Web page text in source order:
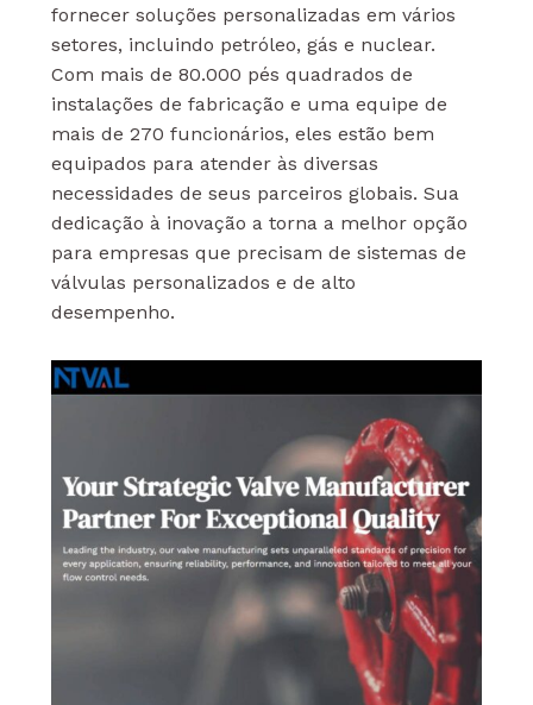
fornecer soluções personalizadas em vários
setores, incluindo petróleo, gás e nuclear.
Com mais de 80.000 pés quadrados de
instalações de fabricação e uma equipe de
mais de 270 funcionários, eles estão bem
equipados para atender às diversas
necessidades de seus parceiros globais. Sua
dedicação à inovação a torna a melhor opção
para empresas que precisam de sistemas de
válvulas personalizados e de alto
desempenho.